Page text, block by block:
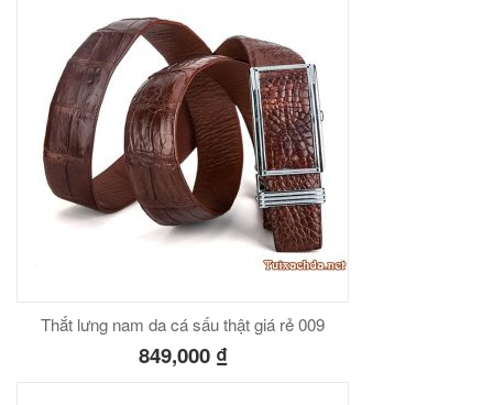
Thắt lưng nam da cá sấu thật giá rẻ 009
849,000 ₫